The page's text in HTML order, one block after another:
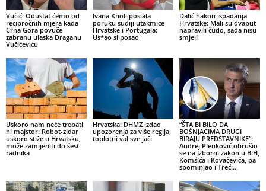
Vučić: Odustat ćemo od
recipročnih mjera kada
Crna Gora povuče
zabranu ulaska Draganu
Vučićeviću
Ivana Knoll poslala
poruku sudiji utakmice
Hrvatske i Portugala:
Us*ao si posao
Dalić nakon ispadanja
Hrvatske: Mali su dvaput
napravili čudo, sada nisu
smjeli
Uskoro nam neće trebati
ni majstor: Robot-zidar
uskoro stiže u Hrvatsku,
može zamijeniti do šest
radnika
Hrvatska: DHMZ izdao
upozorenja za više regija,
toplotni val sve jači
“ŠTA BI BILO DA
BOŠNJACIMA DRUGI
BIRAJU PREDSTAVNIKE”:
Andrej Plenković obrušio
se na Izborni zakon u BiH,
Komšića i Kovačevića, pa
spominjao i Treći...